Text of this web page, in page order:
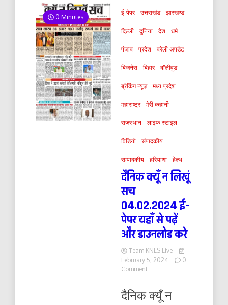
0 Minutes
ई-पेपर उत्तराखंड झारखण्ड
दिल्ली दुनिया देश धर्म
पंजाब प्रदेश बरेली अपडेट
बिजनेस बिहार बॉलीवुड
ब्रेकिंग न्यूज़ मध्य प्रदेश
महाराष्ट्र मेरी कहानी
राजस्थान लाइफ स्टाइल
विडियो संपादकीय
सम्पादकीय हरियाणा हेल्थ
दैनिक क्यूँ न लिखूं
सच
04.02.2024 ई-
पेपर यहाँ से पढ़ें
और डाउनलोड करे
Team KNLS Live
February 5, 2024
0
Commenton
न
दैनिक क्यूँ न